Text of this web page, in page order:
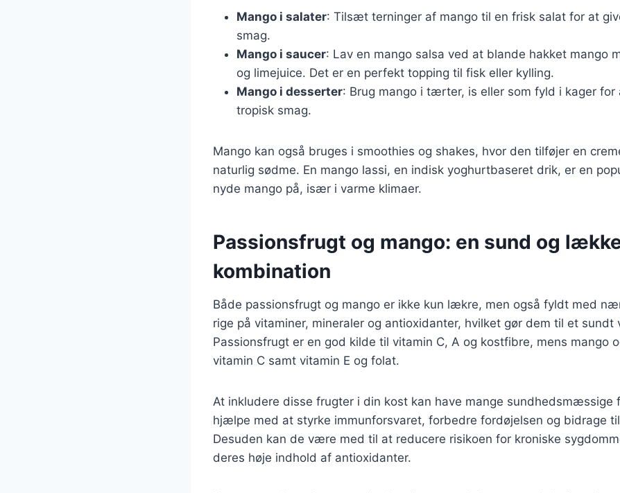
Mango i salater: Tilsæt terninger af mango til en frisk salat for at
smag.
Mango i saucer: Lav en mango salsa ved at blande hakket mango
og limejuice. Det er en perfekt topping til fisk eller kylling.
Mango i desserter: Brug mango i tærter, is eller som fyld i kager for
tropisk smag.
Mango kan også bruges i smoothies og shakes, hvor den tilføjer en
naturlig sødme. En mango lassi, en indisk yoghurtbaseret drik, er en
nyde mango på, især i varme klimaer.
Passionsfrugt og mango: en sund og
kombination
Både passionsfrugt og mango er ikke kun lækre, men også fyldt med
rige på vitaminer, mineraler og antioxidanter, hvilket gør dem til et sundt
Passionsfrugt er en god kilde til vitamin C, A og kostfibre, mens mango
vitamin C samt vitamin E og folat.
At inkludere disse frugter i din kost kan have mange sundhedsmæssige
hjælpe med at styrke immunforsvaret, forbedre fordøjelsen og bidrage
Desuden kan de være med til at reducere risikoen for kroniske
deres høje indhold af antioxidanter.